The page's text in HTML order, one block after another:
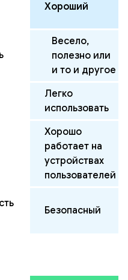
Хороший
Весело,
полезно или
и то и другое
Легко
использовать
Хорошо
работает на
устройствах
пользователей
Безопасный